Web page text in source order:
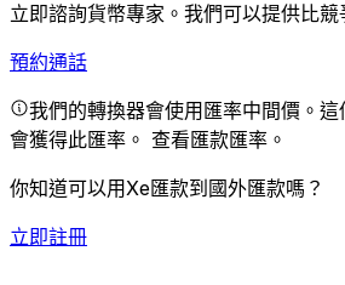
立即諮詢貨幣專家。 我們可以提供比競
預約通話
我們的轉換器會使用匯率中間價。
會獲得此匯率。 查看匯款匯率。
你知道可以用Xe匯款到國外匯款嗎？
立即註冊